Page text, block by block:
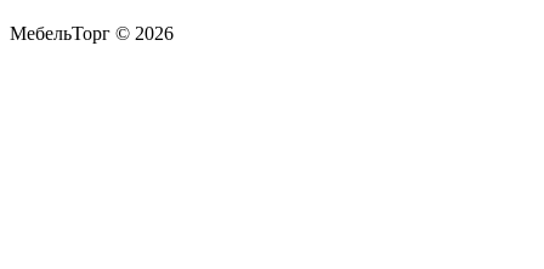
МебельТорг © 2026